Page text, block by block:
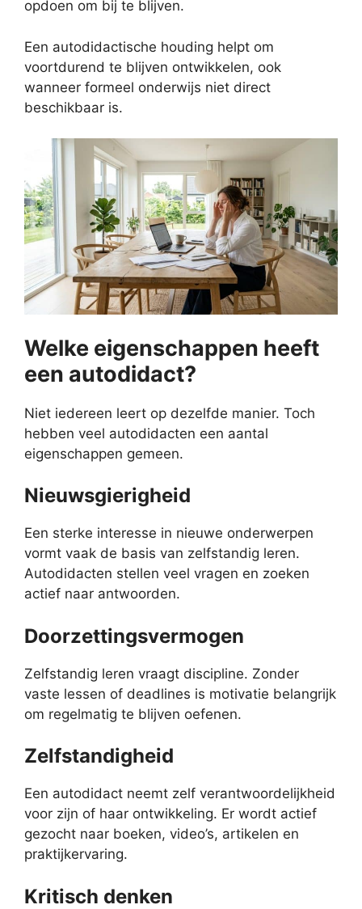
opdoen om bij te blijven.
Een autodidactische houding helpt om
voortdurend te blijven ontwikkelen, ook
wanneer formeel onderwijs niet direct
beschikbaar is.
Welke eigenschappen heeft
een autodidact?
Niet iedereen leert op dezelfde manier. Toch
hebben veel autodidacten een aantal
eigenschappen gemeen.
Nieuwsgierigheid
Een sterke interesse in nieuwe onderwerpen
vormt vaak de basis van zelfstandig leren.
Autodidacten stellen veel vragen en zoeken
actief naar antwoorden.
Doorzettingsvermogen
Zelfstandig leren vraagt discipline. Zonder
vaste lessen of deadlines is motivatie belangrijk
om regelmatig te blijven oefenen.
Zelfstandigheid
Een autodidact neemt zelf verantwoordelijkheid
voor zijn of haar ontwikkeling. Er wordt actief
gezocht naar boeken, video’s, artikelen en
praktijkervaring.
Kritisch denken